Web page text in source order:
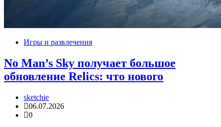
Игры и развлечения
No Man’s Sky получает большое
обновление Relics: что нового
sketchie
06.07.2026
0